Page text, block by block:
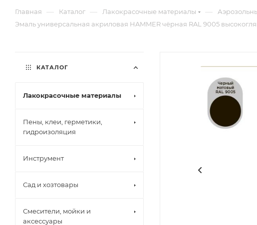
Главная — Каталог — Лакокрасочные материалы —
Эмаль универсальная акриловая HAMMER чёрная RAL 9005
КАТАЛОГ
Лакокрасочные материалы
Пены, клеи, герметики,
гидроизоляция
Инструмент
Сад и хозтовары
Смесители, мойки и
аксессуары